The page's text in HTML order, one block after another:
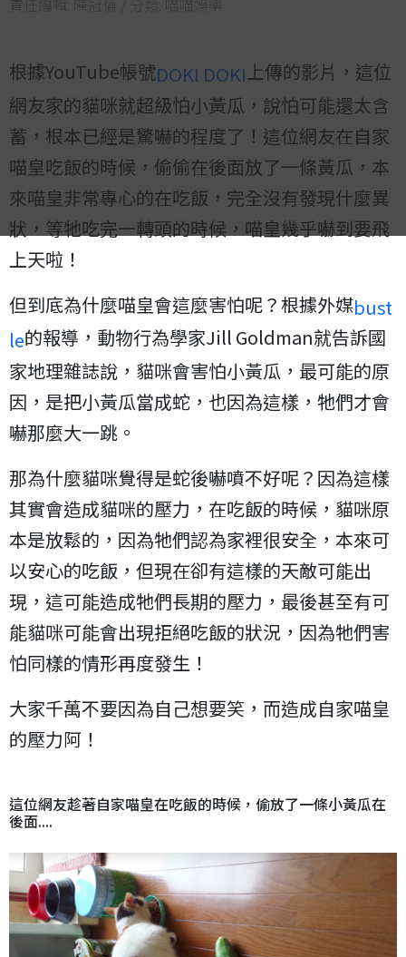
責任編輯: 陳冠倫 / 分類: 喵喵娛樂
根據YouTube帳號DOKI DOKI上傳的影片，這位
網友家的貓咪就超級怕小黃瓜，說怕可能還太含
蓄，根本已經是驚嚇的程度了！這位網友在自家
喵皇吃飯的時候，偷偷在後面放了一條黃瓜，本
來喵皇非常專心的在吃飯，完全沒有發現什麼異
狀，等牠吃完一轉頭的時候，喵皇幾乎嚇到要飛
上天啦！
但到底為什麼喵皇會這麼害怕呢？根據外媒bust
le的報導，動物行為學家Jill Goldman就告訴國
家地理雜誌說，貓咪會害怕小黃瓜，最可能的原
因，是把小黃瓜當成蛇，也因為這樣，牠們才會
嚇那麼大一跳。
那為什麼貓咪覺得是蛇後嚇噴不好呢？因為這樣
其實會造成貓咪的壓力，在吃飯的時候，貓咪原
本是放鬆的，因為牠們認為家裡很安全，本來可
以安心的吃飯，但現在卻有這樣的天敵可能出
現，這可能造成牠們長期的壓力，最後甚至有可
能貓咪可能會出現拒絕吃飯的狀況，因為牠們害
怕同樣的情形再度發生！
大家千萬不要因為自己想要笑，而造成自家喵皇
的壓力阿！
這位網友趁著自家喵皇在吃飯的時候，偷放了一條小黃瓜在
後面....